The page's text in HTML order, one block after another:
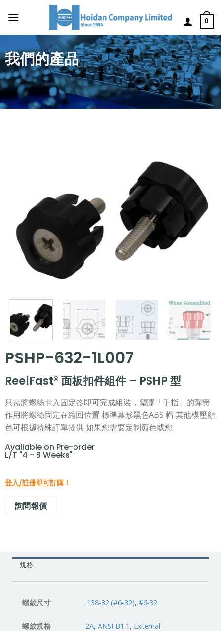
0
我們的產品
PSHP-632-1L007
ReelFast® 面板扣件組件 – PSHP 型
只需將螺絲卡入固定器即可完成組裝，塑膠「手指」的彈簧
作用將螺絲固定在縮回位置 標準葉形黑色ABS 帽 其他模壓顏
色可根據特殊訂單提供 如果您需要定制顏色或您
Available on Pre-order
L/T "4 - 8 Weeks"
登入/註冊即可訂購！
詢問報價
規格
螺紋尺寸 .138-32 (#6-32),#6-32
螺紋規格 2A,ANSI B1.1 , External